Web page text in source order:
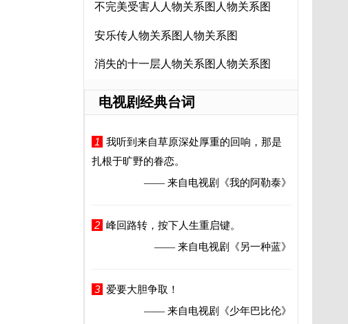
不完美受害人人物关系图人物关系图
安乐传人物关系图人物关系图
消失的十一层人物关系图人物关系图
电视剧经典台词
1
我听到来自草原深处厚重的回响，那是
扎根于旷野的眷恋。
—— 来自电视剧
《我的阿勒泰》
2 峰回路转，按下人生重启键。
—— 来自电视剧
《另一种蓝》
3
爱要大胆争取！
—— 来自电视剧
《少年巴比伦》